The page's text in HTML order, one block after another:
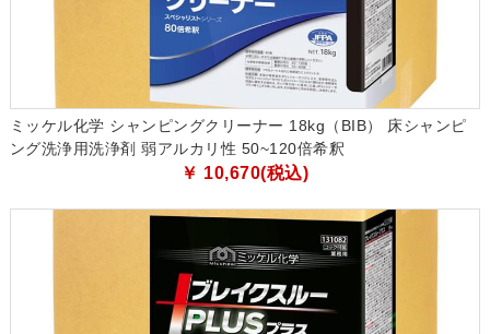
ミッケル化学 シャンピングクリーナー 18kg（BIB） 床シャンピ
ング洗浄用洗浄剤 弱アルカリ性 50~120倍希釈
￥ 10,670(税込)